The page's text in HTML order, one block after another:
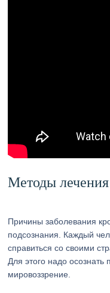
Методы
Причины заболевания
подсознания. Каждый
справиться со своими
Для этого надо осознать
мировоззрение.